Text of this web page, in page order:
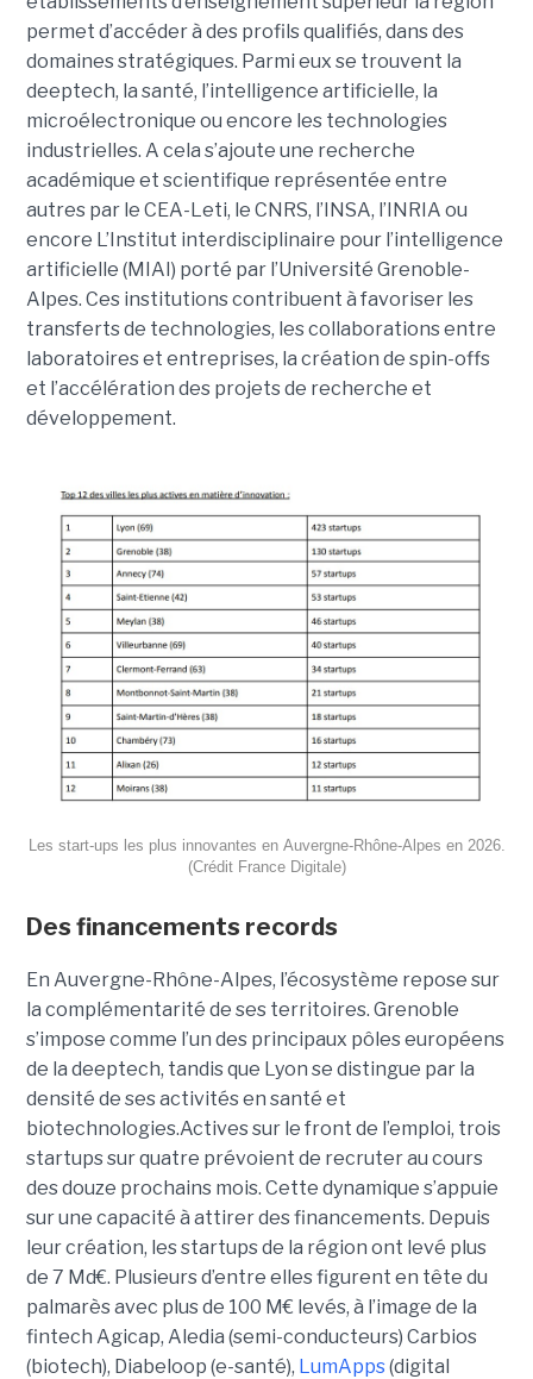
permet d’accéder à des profils qualifiés, dans des
domaines stratégiques. Parmi eux se trouvent la
deeptech, la santé, l’intelligence artificielle, la
microélectronique ou encore les technologies
industrielles. A cela s’ajoute une recherche
académique et scientifique représentée entre
autres par le CEA-Leti, le CNRS, l’INSA, l’INRIA ou
encore L’Institut interdisciplinaire pour l’intelligence
artificielle (MIAI) porté par l’Université Grenoble-
Alpes. Ces institutions contribuent à favoriser les
transferts de technologies, les collaborations entre
laboratoires et entreprises, la création de spin-offs
et l’accélération des projets de recherche et
développement.
Les start-ups les plus innovantes en Auvergne-Rhône-Alpes en 2026.
(Crédit France Digitale)
Des financements records
En Auvergne-Rhône-Alpes, l’écosystème repose sur
la complémentarité de ses territoires. Grenoble
s’impose comme l’un des principaux pôles européens
de la deeptech, tandis que Lyon se distingue par la
densité de ses activités en santé et
biotechnologies.Actives sur le front de l’emploi, trois
startups sur quatre prévoient de recruter au cours
des douze prochains mois. Cette dynamique s’appuie
sur une capacité à attirer des financements. Depuis
leur création, les startups de la région ont levé plus
de 7 Md€. Plusieurs d’entre elles figurent en tête du
palmarès avec plus de 100 M€ levés, à l’image de la
fintech Agicap, Aledia (semi-conducteurs) Carbios
(biotech), Diabeloop (e-santé), LumApps(digital